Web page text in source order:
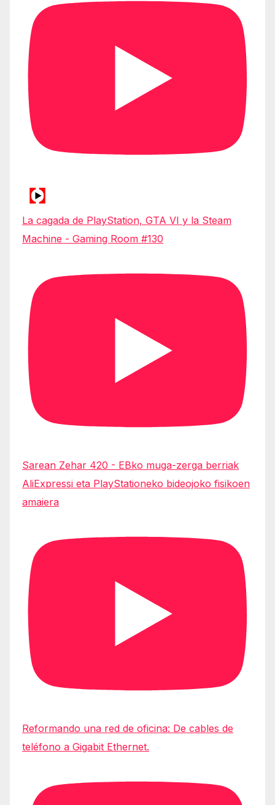
La cagada de PlayStation, GTA VI y la Steam
Machine - Gaming Room #130
Sarean Zehar 420 - EBko muga-zerga berriak
AliExpressi eta PlayStationeko bideojoko fisikoen
amaiera
Reformando una red de oficina: De cables de
teléfono a Gigabit Ethernet.